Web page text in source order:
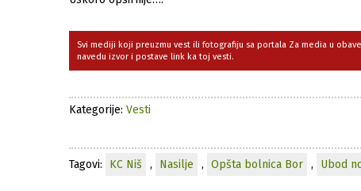
Svi mediji koji preuzmu vest ili fotografiju sa portala Za media u
navedu izvor i postave link ka toj vesti.
Kategorije: Vesti
Tagovi: KC Niš , Nasilje , Opšta bolnica Bor , Ubod